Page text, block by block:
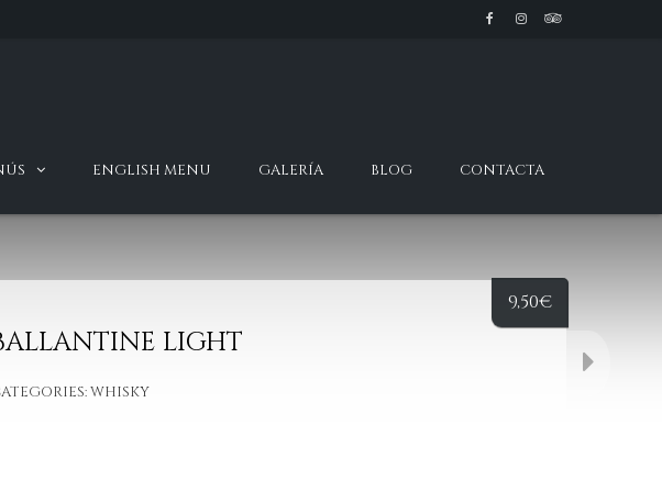
ENGLISH MENU GALERÍA BLOG CONTACTA
LIGHT
WHISKY
9,50€